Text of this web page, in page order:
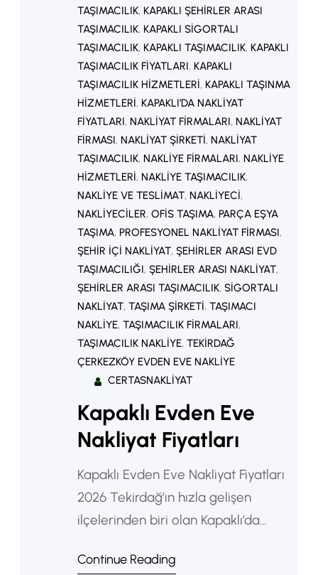
TAŞIMACILIK, KAPAKLI ŞEHIRLER ARASI
TAŞIMACILIK, KAPAKLI SIGORTALI
TAŞIMACILIK, KAPAKLI TAŞIMACILIK, KAPAKLI
TAŞIMACILIK FIYATLARI, KAPAKLI
TAŞIMACILIK HIZMETLERI, KAPAKLI TAŞINMA
HIZMETLERI, KAPAKLI’DA NAKLIYAT
FIYATLARI, NAKLIYAT FIRMALARI, NAKLIYAT
FIRMASI, NAKLIYAT ŞIRKETI, NAKLIYAT
TAŞIMACILIK, NAKLIYE FIRMALARI, NAKLIYE
HIZMETLERI, NAKLIYE TAŞIMACILIK
NAKLIYE VE TESLIMAT, NAKLIYECI
NAKLIYECILER, OFIS TAŞIMA, PARÇA EŞYA
TAŞIMA, PROFESYONEL NAKLIYAT FIRMASI
ŞEHIR IÇI NAKLIYAT, ŞEHIRLER ARASI EVD
TAŞIMACILIĞI, ŞEHIRLER ARASI NAKLIYAT
ŞEHIRLER ARASI TAŞIMACILIK, SIGORTALI
NAKLIYAT, TAŞIMA ŞIRKETI, TAŞIMACI
NAKLIYE, TAŞIMACILIK FIRMALARI
TAŞIMACILIK NAKLIYE, TEKIRDAĞ
ÇERKEZKÖY EVDEN EVE NAKLIYE
CERTASNAKLIYAT
Kapaklı Evden Eve
Nakliyat Fiyatları
Kapaklı Evden Eve Nakliyat Fiyatları
2026 Tekirdağ’ın hızla gelişen
ilçelerinden biri olan Kapaklı’da
artmaktadır. Özellikle yeni konut
Continue Reading